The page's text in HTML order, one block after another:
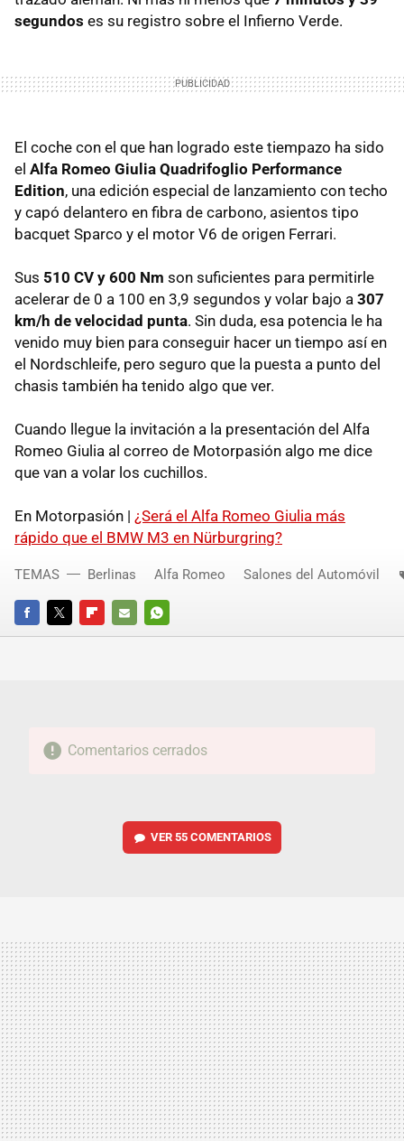
segundos es su registro sobre el Infierno Verde.
El coche con el que han logrado este tiempazo ha sido
el Alfa Romeo Giulia Quadrifoglio Performance
Edition, una edición especial de lanzamiento con techo
y capó delantero en fibra de carbono, asientos tipo
bacquet Sparco y el motor V6 de origen Ferrari.
Sus 510 CV y 600 Nm son suficientes para permitirle
acelerar de 0 a 100 en 3,9 segundos y volar bajo a 307
km/h de velocidad punta. Sin duda, esa potencia le ha
venido muy bien para conseguir hacer un tiempo así en
el Nordschleife, pero seguro que la puesta a punto del
chasis también ha tenido algo que ver.
Cuando llegue la invitación a la presentación del Alfa
Romeo Giulia al correo de Motorpasión algo me dice
que van a volar los cuchillos.
En Motorpasión | ¿Será el Alfa Romeo Giulia más
rápido que el BMW M3 en Nürburgring?
FACEBOOKTWITTERFLIPBOARD
E-
WHATSAPP
TEMAS Berlinas Alfa Romeo Salones del Automóvil
Comentarios cerrados
VER 55 COMENTARIOS